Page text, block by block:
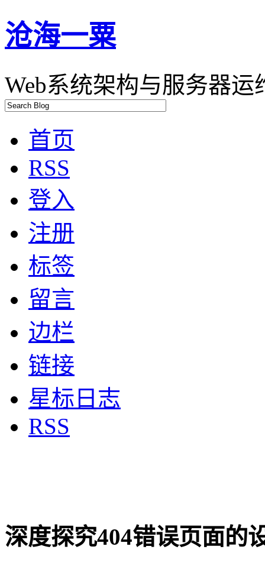
沧海一粟
Web系统架构与服务器运
首页
RSS
登入
注册
标签
留言
边栏
链接
星标日志
RSS
深度探究404错误页面的